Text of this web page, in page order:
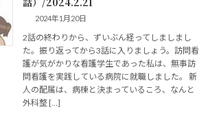
2024年1月20日
2話の終わりから、ずいぶん経ってしましまし
た。振り返ってから3話に入りましょう。訪問看
護が気がかりな看護学生であった私は、無事訪
問看護を実践している病院に就職しました。 新
人の配属は、病棟と決まっているころ、なんと
外科整 […]